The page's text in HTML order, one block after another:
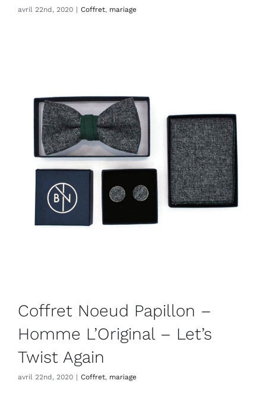
avril 22nd, 2020 | Coffret, mariage
Coffret Noeud Papillon –
Homme L’Original – Let’s
Twist Again
avril 22nd, 2020 | Coffret, mariage